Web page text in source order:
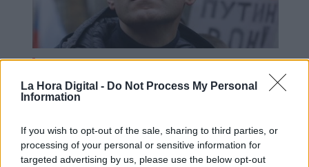
La Hora Digital - Do Not Process My Personal
Information
If you wish to opt-out of the sale, sharing to third parties, or
processing of your personal or sensitive information for
targeted advertising by us, please use the below opt-out
opositor ruso Alexéi Navalni con el
Conciencia